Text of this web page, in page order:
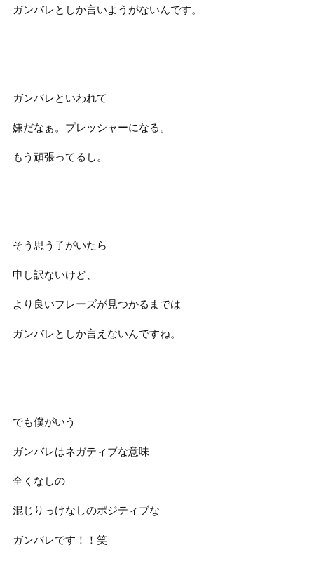
ガンバレとしか言いようがないんです。
ガンバレといわれて
嫌だなぁ。プレッシャーになる。
もう頑張ってるし。
そう思う子がいたら
申し訳ないけど、
より良いフレーズが見つかるまでは
ガンバレとしか言えないんですね。
でも僕がいう
ガンバレはネガティブな意味
全くなしの
混じりっけなしのポジティブな
ガンバレです！！笑